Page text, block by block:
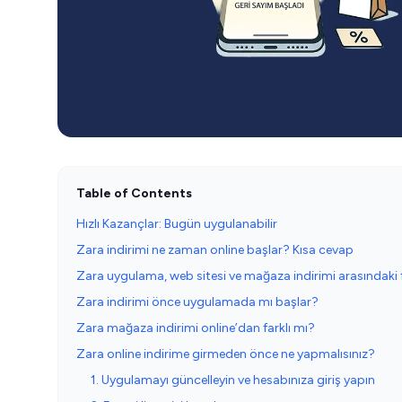
Table of Contents
Hızlı Kazançlar: Bugün uygulanabilir
Zara indirimi ne zaman online başlar? Kısa cevap
Zara uygulama, web sitesi ve mağaza indirimi arasındaki
Zara indirimi önce uygulamada mı başlar?
Zara mağaza indirimi online’dan farklı mı?
Zara online indirime girmeden önce ne yapmalısınız?
1. Uygulamayı güncelleyin ve hesabınıza giriş yapın